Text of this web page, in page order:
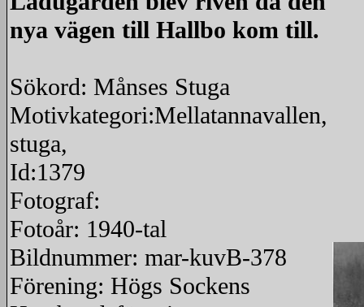
nya vägen till Hallbo kom till.
Sökord: Månses Stuga
Motivkategori:Mellatannavallen,
stuga,
Id:1379
Fotograf:
Fotoår: 1940-tal
Bildnummer: mar-kuvB-378
Förening: Högs Sockens